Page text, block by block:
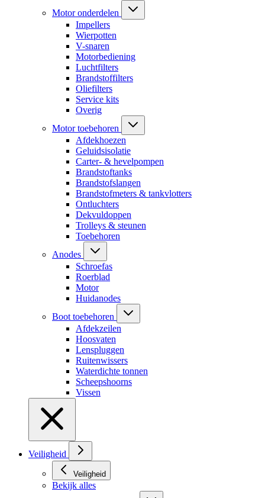
Motor onderdelen
Impellers
Wierpotten
V-snaren
Motorbediening
Luchtfilters
Brandstoffilters
Oliefilters
Service kits
Overig
Motor toebehoren
Afdekhoezen
Geluidsisolatie
Carter- & hevelpompen
Brandstoftanks
Brandstofslangen
Brandstofmeters & tankvlotters
Ontluchters
Dekvuldoppen
Trolleys & steunen
Toebehoren
Anodes
Schroefas
Roerblad
Motor
Huidanodes
Boot toebehoren
Afdekzeilen
Hoosvaten
Lenspluggen
Ruitenwissers
Waterdichte tonnen
Scheepshoorns
Vissen
Veiligheid
Veiligheid
Bekijk alles